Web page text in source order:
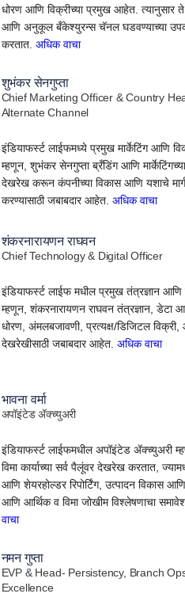
धोरण आणि विक्रीच्या प्रमुख आहेत. त्यानुसार
आणि अनुकूल बँकेश्युरन्स चॅनल घडवण्याच्या
करतात. अधिक वाचा
शुभंकर सेनगुप्ता
Chief Marketing Officer & Country
Alternate Channel
इंडियाफर्स्ट लाईफमध्ये प्रमुख मार्केटिंग आणि
म्हणून, शुभंकर सेनगुप्ता ब्रँडिंग आणि मार्केटिंगच्या
देखरेख करून कंपनीच्या विकास आणि यशाचे
करण्यासाठी जबाबदार आहेत. अधिक वाचा
शंकरनारायणन राघवन
Chief Technology & Digital Officer
इंडियाफर्स्ट लाईफ मधील प्रमुख तंत्रज्ञान आणि
म्हणून, शंकरनारायणन राघवन तंत्रज्ञान, डेटा
धोरण, अंमलबजावणी, प्रत्यक्ष/डिजिटल विक्री,
देखरेखीसाठी जबाबदार आहेत. अधिक वाचा
भावना वर्मा
अपॉइंटेड ॲक्च्युअरी
इंडियाफर्स्ट लाईफमधील अपॉइंटेड ॲक्च्युअरी
विमा कार्याच्या सर्व पैलूंवर देखरेख करतात,
आणि शेयरहोल्डर रिपोर्टिंग, उत्पादन विकास
आणि आर्थिक व विमा जोखीम विश्लेषणाचा
वाचा
नमन गुप्ता
EVP & Head- Persistency, Branch
Excellence